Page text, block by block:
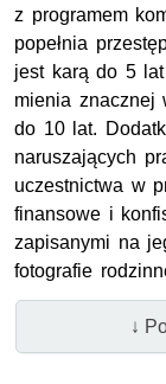
z programem
popełnia
jest karą do 5
mienia znacznej
do 10 lat.
naruszających
uczestnictwa w
finansowe i
zapisanymi na
fotografie
↓